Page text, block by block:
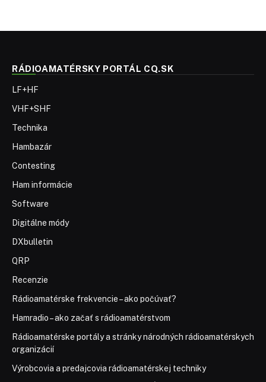
RÁDIOAMATÉRSKY PORTÁL CQ.SK
LF+HF
VHF+SHF
Technika
Hambazár
Contesting
Ham informácie
Software
Digitálne módy
DXbulletin
QRP
Recenzie
Rádioamatérske frekvencie – ako počúvať?
Hamradio – ako začať s rádioamatérstvom
Rádioamatérske portály a stránky národných rádioamatérskych
organizácií
Výrobcovia a predajcovia rádioamatérskej techniky